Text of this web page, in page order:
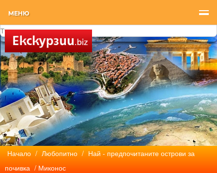
МЕНЮ
Начало / Любопитно / Най - предпочитаните острови за
почивка / Миконос